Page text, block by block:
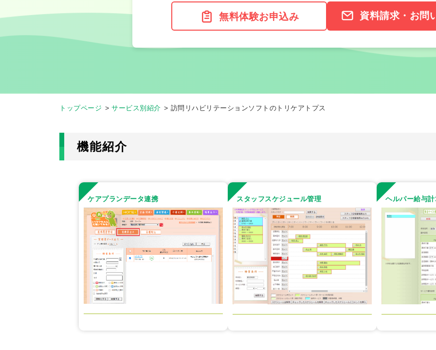
無料体験お申込み 資料請求・お問
トップページ サービス別紹介 訪問リハビリテーションソフトのトリケアトプス
機能紹介
ケアプランデータ連携 スタッフスケジュール管理 ヘルパー給与